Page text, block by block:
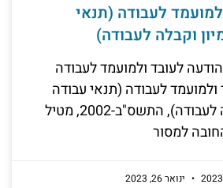
לעבודה (תנאי
וקבלה לעבודה)
הודעה לעובד ולמועמד לעבודה
לעבודה (תנאי עבודה
והליכי מיון וקבלה לעבודה), התשס"ב-2002, מטיל
למסור
ינואר 26, 2023